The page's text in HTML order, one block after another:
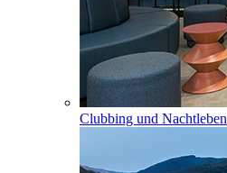
Clubbing und Nachtleben